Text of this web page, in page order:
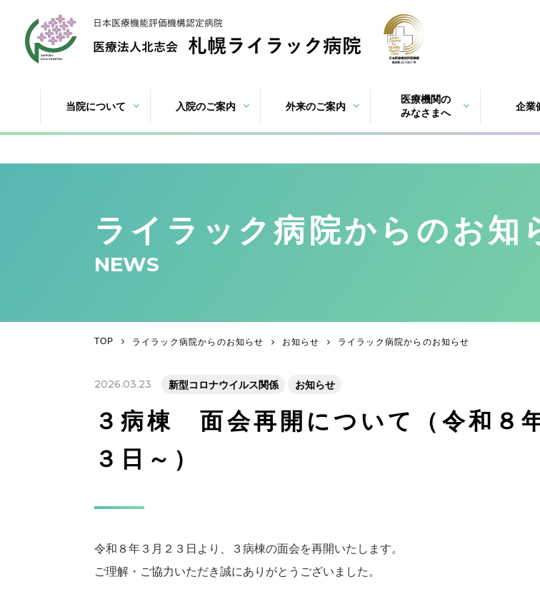
当院について 入院のご案内 外来のご案内
医療機関の
みなさまへ
企業
ライラック病院からのお知
NEWS
TOP ライラック病院からのお知らせ お知らせ ライラック病院からのお知らせ
2026.03.23 新型コロナウイルス関係 お知らせ
３病棟 面会再開について（令和８
３日～）
令和８年３月２３日より、３病棟の面会を再開いたします。
ご理解・ご協力いただき誠にありがとうございました。